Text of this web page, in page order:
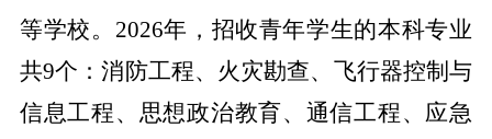
等学校。 2026年，招收青年学生的本科专业
共9个：消防工程、火灾勘查、飞行器控制与
信息工程、思想政治教育、通信工程、应急